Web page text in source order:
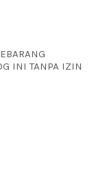
INI TANPA IZIN